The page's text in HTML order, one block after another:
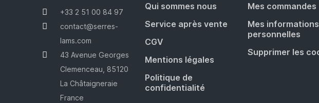
+33 2 51 00 84 97
contact@serres-
lams.com
43 Avenue Georges
Clemenceau, 85120
La Châtaigneraie
France
Qui sommes nous
Service après vente
CGV
Mentions légales
Politique de
confidentialité
Mes commandes
Mes informations
personnelles
Supprimer les